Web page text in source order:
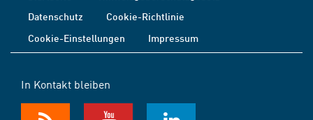
Datenschutz
Cookie-Richtlinie
Cookie-Einstellungen
Impressum
In Kontakt bleiben